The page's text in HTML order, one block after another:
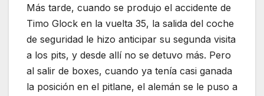
Más tarde, cuando se produjo el accidente de
Timo Glock en la vuelta 35, la salida del coche
de seguridad le hizo anticipar su segunda visita
a los pits, y desde allí no se detuvo más. Pero
al salir de boxes, cuando ya tenía casi ganada
la posición en el pitlane, el alemán se le puso a